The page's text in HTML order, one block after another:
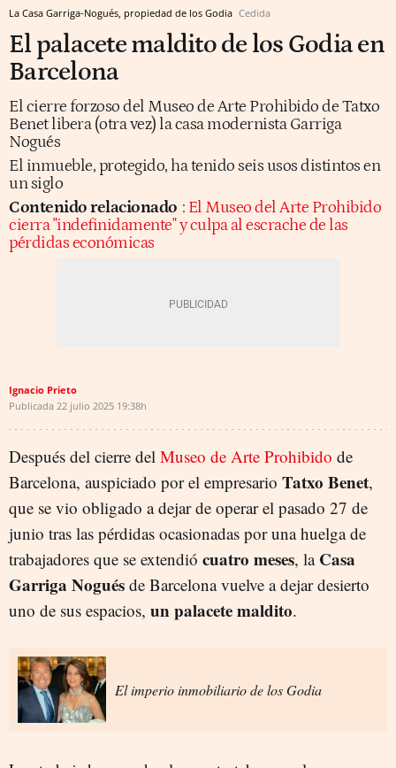
La Casa Garriga-Nogués, propiedad de los Godia Cedida
El palacete maldito de los Godia en
Barcelona
El cierre forzoso del Museo de Arte Prohibido de Tatxo
Benet libera (otra vez) la casa modernista Garriga
Nogués
El inmueble, protegido, ha tenido seis usos distintos en
un siglo
Contenido relacionado : El Museo del Arte Prohibido
cierra "indefinidamente" y culpa al escrache de las
pérdidas económicas
Ignacio Prieto
Publicada 22 julio 2025 19:38h
Después del cierre del Museo de Arte Prohibido de
Barcelona, auspiciado por el empresario Tatxo Benet,
que se vio obligado a dejar de operar el pasado 27 de
junio tras las pérdidas ocasionadas por una huelga de
trabajadores que se extendió cuatro meses, la Casa
Garriga Nogués de Barcelona vuelve a dejar desierto
uno de sus espacios, un palacete maldito.
El imperio inmobiliario de los Godia